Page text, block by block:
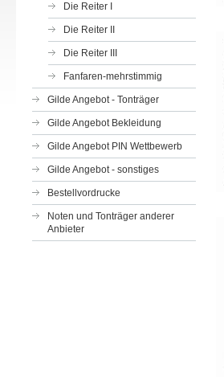
Die Reiter I
Die Reiter II
Die Reiter III
Fanfaren-mehrstimmig
Gilde Angebot - Tonträger
Gilde Angebot Bekleidung
Gilde Angebot PIN Wettbewerb
Gilde Angebot - sonstiges
Bestellvordrucke
Noten und Tonträger anderer
Anbieter